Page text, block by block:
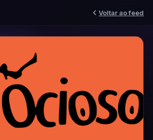
Voltar ao feed